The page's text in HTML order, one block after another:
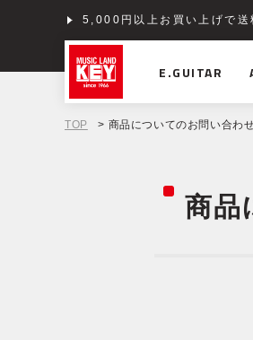
5,000円以上お買い上げで送
E.GUITAR
TOP > 商品についてのお問い合わ
商品